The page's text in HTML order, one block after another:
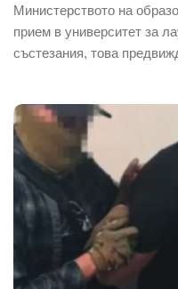
Министерството на
прием в университет за
състезания, това